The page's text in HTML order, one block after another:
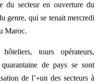
du secteur en ouverture du
genre, qui se tenait mercredi
Maroc.
tours opérateurs,
de pays se sont
de l’«un des secteurs à